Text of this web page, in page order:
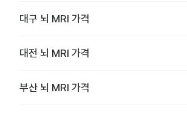
대구 뇌 MRI 가격
대전 뇌 MRI 가격
부산 뇌 MRI 가격